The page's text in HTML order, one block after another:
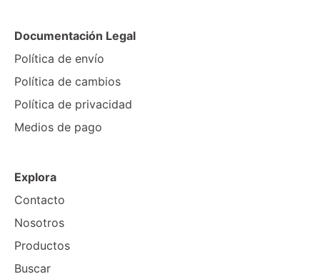
Documentación Legal
Política de envío
Política de cambios
Política de privacidad
Medios de pago
Explora
Contacto
Nosotros
Productos
Buscar